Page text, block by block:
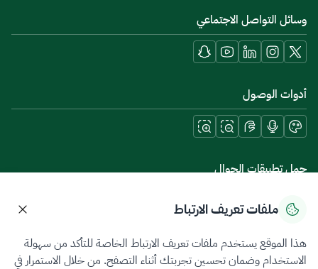
وسائل التواصل الاجتماعي
أدوات الوصول
حمل تطبيقات الجوال
سياسة الخصوصيةشروط الاستخدامخريطة الموقع
ملفات تعريف الارتباط
هذا الموقع يستخدم ملفات تعريف الارتباط الخاصة للتأكد من سهولة
الاستخدام وضمان تحسين تجربتك أثناء التصفح. من خلال الاستمرار في